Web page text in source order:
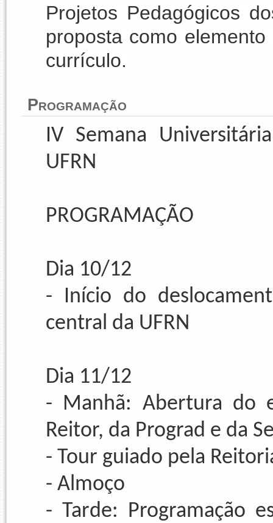
Projetos Pedagógicos
proposta como
currículo.
Programação
IV Semana
UFRN
PROGRAMAÇÃO
Dia 10/12
- Início do
central da UFRN
Dia 11/12
- Manhã: Abertura do
Reitor, da Prograd e da
- Tour guiado pela
- Almoço
- Tarde: Programação